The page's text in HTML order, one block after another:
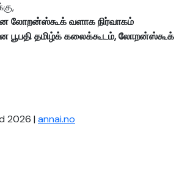
வளாக நிர்வாகம்
தமிழ்க் கலைக்கூடம், லோறன்ஸ்கூக்
2026 | annai.no